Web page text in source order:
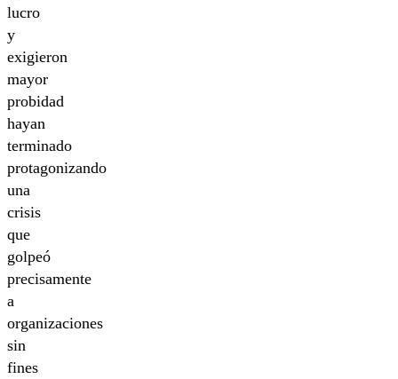
lucro
y
exigieron
mayor
probidad
hayan
terminado
protagonizando
una
crisis
que
golpeó
precisamente
a
organizaciones
sin
fines